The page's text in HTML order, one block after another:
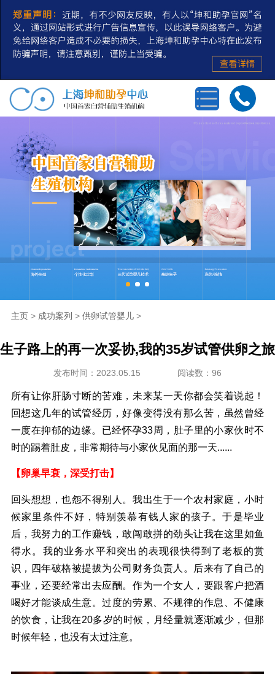
第三方辅助生殖
私人定制
冻卵/冻精
新闻资讯
走进坤和
联系我们
主页> 成功案列 > 供卵试管婴儿>
生子路上的再一次妥协,我的35岁试管供卵之旅
发布时间：2023.05.15 阅读数：96
所有让你肝肠寸断的苦难，未来某一天你都会笑着说起！
回想这几年的试管经历，好像变得没有那么苦，虽然曾经
一度在抑郁的边缘。已经怀孕33周，肚子里的小家伙时不
时的踢着肚皮，非常期待与小家伙见面的那一天......
【卵巢早衰，深受打击】
回头想想，也怨不得别人。我出生于一个农村家庭，小时
候家里条件不好，特别羡慕有钱人家的孩子。于是毕业
后，我努力的工作赚钱，敢闯敢拼的劲头让我在这里如鱼
得水。我的业务水平和突出的表现很快得到了老板的赏
识，四年破格被提拔为公司财务负责人。后来有了自己的
事业，还要经常出去应酬。作为一个女人，要跟客户把酒
喝好才能谈成生意。过度的劳累、不规律的作息、不健康
的饮食，让我在20多岁的时候，月经量就逐渐减少，但那
时候年轻，也没有太过注意。